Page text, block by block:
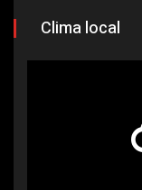
Clima local